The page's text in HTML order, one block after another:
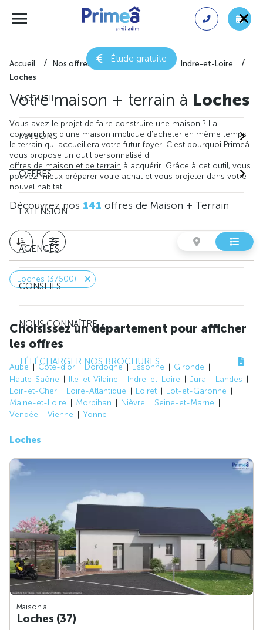
Étude gratuite
ACCUEIL
MAISONS
OFFRES
EXTENSION
AGENCES
CONSEILS
NOUS CONNAÎTRE
TÉLÉCHARGER NOS BROCHURES
Accueil Nos offres de maison + terrain
Indre-et-Loire
Loches
Votre maison + terrain à Loches
Vous avez le projet de faire construire une maison ? La
construction d'une maison implique d'acheter en même temps
le terrain qui accueillera votre futur foyer. C'est pourquoi Primeâ
vous propose un outil personnalisé d'
offres de maison et de terrain à acquérir. Grâce à cet outil, vous
pouvez mieux préparer votre achat et vous projeter dans votre
nouvel habitat.
Découvrez nos 141 offres de Maison + Terrain
Loches (37600)
Choisissez un département pour afficher
les offres
Aube Côte-d'or Dordogne Essonne
Gironde
Haute-Saône
Ille-et-Vilaine Indre-et-Loire Jura
Landes
Loir-et-Cher
Loire-Atlantique Loiret
Lot-et-Garonne
Maine-et-Loire
Morbihan Nièvre
Seine-et-Marne
Vendée
Vienne Yonne
Loches
Maison à
Loches (37)